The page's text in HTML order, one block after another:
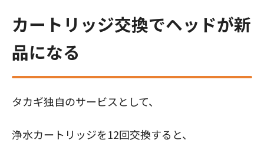
カートリッジ交換でヘッドが新
品になる
タカギ独自のサービスとして、
浄水カートリッジを12回交換すると、